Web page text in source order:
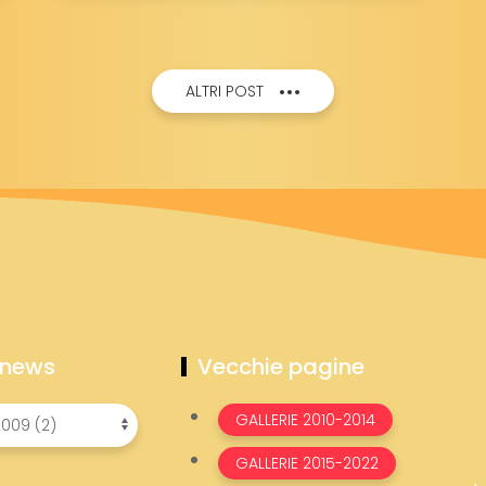
"CIRCUSFANS"
ALTRI POST
Vecchie pagine
GALLERIE 2010-2014
GALLERIE 2015-2022